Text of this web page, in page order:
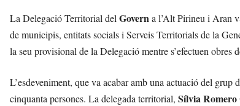
La Delegació Territorial del Governa l’Alt Pirineu i Aran
de municipis, entitats socials i Serveis Territorials de la
la seu provisional de la Delegació mentre s’efectuen obres
L’esdeveniment, que va acabar amb una actuació del
cinquanta persones. La delegada territorial, Sílvia Romero